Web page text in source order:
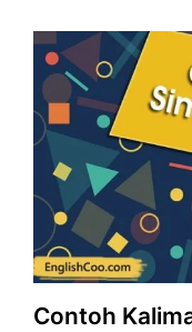
dan
Pasif
Simple
Future
Tense
Lengkap
Banget
Contoh